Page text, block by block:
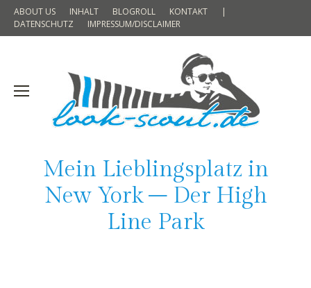
ABOUT US INHALT BLOGROLL KONTAKT
|
DATENSCHUTZ
IMPRESSUM/DISCLAIMER
Mein Lieblingsplatz in
New York – Der High
Line Park